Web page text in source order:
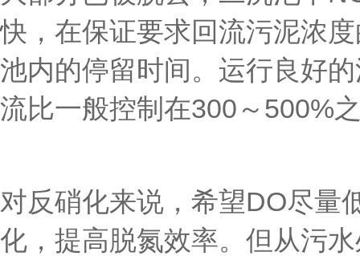
快，在保证要求回流污泥浓
池内的停留时间。运行良好
流比一般控制在300～500%
对反硝化来说，希望DO尽量
化，提高脱氮效率。但从污